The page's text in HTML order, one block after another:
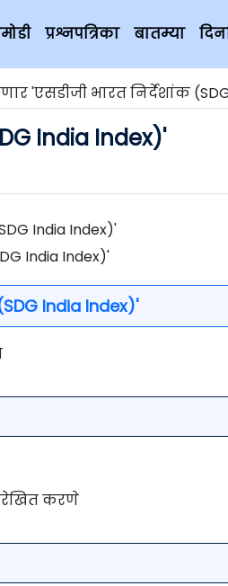
प्रश्नपत्रिका बातम्या
भारत निर्देशांक (SDG India
India Index)'
India Index)'
India Index)'
करणे